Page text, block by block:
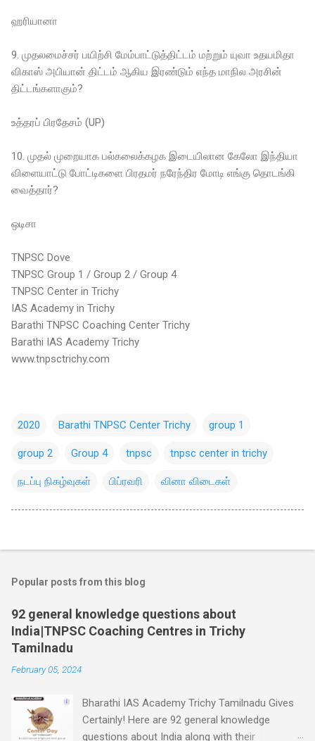
ஹரியானா
9. முதலமைச்சர் பயிற்சி மேம்பாட்டுத்திட்டம் மற்றும் யுவா உதயமிதா
விகாஸ் அபியான் திட்டம் ஆகிய இரண்டும் எந்த மாநில அரசின்
திட்டங்களாகும்?
உத்தரப் பிரதேசம் (UP)
10. முதல் முறையாக பல்கலைக்கழக இடையிலான கேலோ இந்தியா
விளையாட்டு போட்டிகளை பிரதமர் நரேந்திர மோடி எங்கு தொடங்கி
வைத்தார்?
ஒடிசா
TNPSC Dove
TNPSC Group 1 / Group 2 / Group 4
TNPSC Center in Trichy
IAS Academy in Trichy
Barathi TNPSC Coaching Center Trichy
Barathi IAS Academy Trichy
www.tnpsctrichy.com
2020 Barathi TNPSC Center Trichy group 1
group 2 Group 4 tnpsc tnpsc center in trichy
நடப்பு நிகழ்வுகள் பிப்ரவரி வினா விடைகள்
Popular posts from this blog
92 general knowledge questions about
India|TNPSC Coaching Centres in Trichy
Tamilnadu
February 05, 2024
Bharathi IAS Academy Trichy Tamilnadu Gives
Certainly! Here are 92 general knowledge
questions about India along with their